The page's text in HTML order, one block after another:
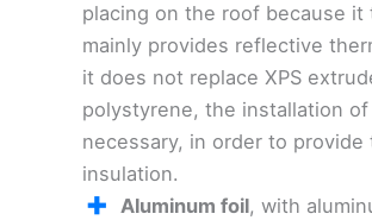
placing on the roof because it
mainly provides reflective
it does not replace XPS
polystyrene, the installation
necessary, in order to provide
insulation.
Aluminum foil, with